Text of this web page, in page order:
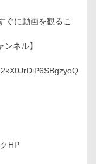
ぐに動画を観るこ
ネル】
HP